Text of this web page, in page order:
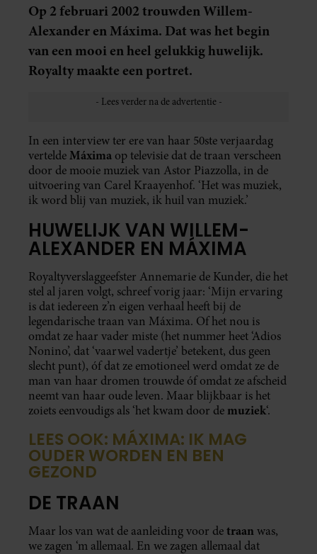
Op 2 februari 2002 trouwden Willem-
Alexander en Máxima. Dat was het begin
van een mooi en heel gelukkig huwelijk.
Royalty maakte een portret.
In een interview ter ere van haar 50ste verjaardag
verteldeMáxima op televisie dat de traan verscheen
door de mooie muziek van Astor Piazzolla, in de
uitvoering van Carel Kraayenhof. ‘Het was muziek,
ik word blij van muziek, ik huil van muziek.’
HUWELIJK VAN WILLEM-
ALEXANDER EN MÁXIMA
Royaltyverslaggeefster Annemarie de Kunder, die het
stel al jaren volgt, schreef vorig jaar: ‘Mijn ervaring
is dat iedereen z’n eigen verhaal heeft bij de
legendarische traan van Máxima. Of het nou is
omdat ze haar vader miste (het nummer heet ‘Adios
Nonino’, dat ‘vaarwel vadertje’ betekent, dus geen
slecht punt), óf dat ze emotioneel werd omdat ze de
man van haar dromen trouwde óf omdat ze afscheid
neemt van haar oude leven. Maar blijkbaar is het
zoiets eenvoudigs als ‘het kwam door de muziek‘.
LEES OOK: MÁXIMA: IK MAG
OUDER WORDEN EN BEN
GEZOND
DE TRAAN
Maar los van wat de aanleiding voor detraanwas,
we zagen ‘m allemaal. En we zagen allemaal dat